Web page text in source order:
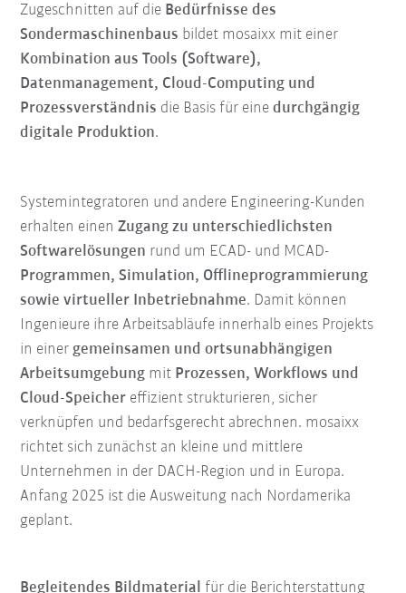
Zugeschnitten auf die Bedürfnisse des
Sondermaschinenbaus bildet mosaixx mit einer
Kombination aus Tools (Software),
Datenmanagement, Cloud-Computing und
Prozessverständnis die Basis für einedurchgängig
digitale Produktion.
Systemintegratoren und andere Engineering-Kunden
erhalten einenZugang zu unterschiedlichsten
Softwarelösungen rund um ECAD- und MCAD-
Programmen, Simulation, Offlineprogrammierung
sowie virtueller Inbetriebnahme. Damit können
Ingenieure ihre Arbeitsabläufe innerhalb eines Projekts
in einergemeinsamen und ortsunabhängigen
Arbeitsumgebung mit Prozessen, Workflows und
Cloud-Speicher effizient strukturieren, sicher
verknüpfen und bedarfsgerecht abrechnen. mosaixx
richtet sich zunächst an kleine und mittlere
Unternehmen in der DACH-Region und in Europa.
Anfang 2025 ist die Ausweitung nach Nordamerika
geplant.
Begleitendes Bildmaterial für die Berichterstattung